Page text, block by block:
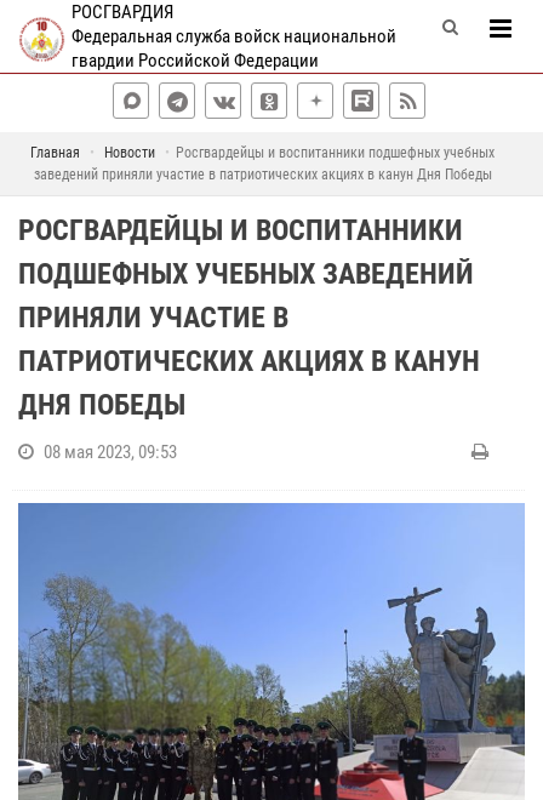
РОСГВАРДИЯ
Федеральная служба войск национальной
гвардии Российской Федерации
Главная Новости
Росгвардейцы и воспитанники подшефных учебных
заведений приняли участие в патриотических акциях в канун Дня Победы
РОСГВАРДЕЙЦЫ И ВОСПИТАННИКИ
ПОДШЕФНЫХ УЧЕБНЫХ ЗАВЕДЕНИЙ
ПРИНЯЛИ УЧАСТИЕ В
ПАТРИОТИЧЕСКИХ АКЦИЯХ В КАНУН
ДНЯ ПОБЕДЫ
08 мая 2023, 09:53